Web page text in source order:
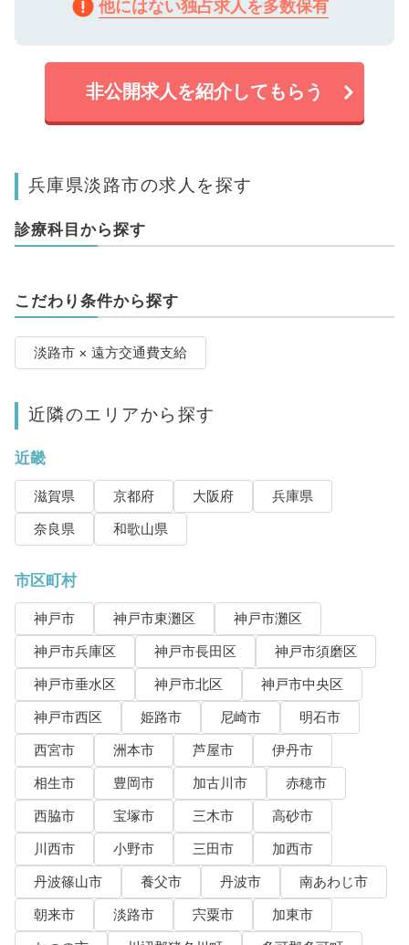
他にはない独占求人を多数保有
非公開求人を紹介してもらう
兵庫県淡路市の求人を探す
診療科目から探す
こだわり条件から探す
淡路市 × 遠方交通費支給
近隣のエリアから探す
近畿
滋賀県 京都府 大阪府
兵庫県
奈良県
和歌山県
市区町村
神戸市 神戸市東灘区
神戸市灘区
神戸市兵庫区
神戸市長田区
神戸市須磨区
神戸市垂水区
神戸市北区
神戸市中央区
神戸市西区
姫路市 尼崎市
明石市
西宮市
洲本市 芦屋市
伊丹市
相生市
豊岡市 加古川市
赤穂市
西脇市
宝塚市 三木市
高砂市
川西市
小野市 三田市
加西市
丹波篠山市
養父市 丹波市
南あわじ市
朝来市
淡路市 宍粟市
加東市